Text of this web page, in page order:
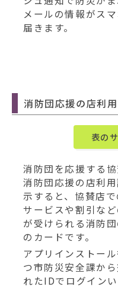
メールの情報がス
届きます。
消防団応援の店利
表の
消防団を応援する
消防団応援の店利
示すると、協賛店
サービスや割引な
が受けられる消防
のカードです。
アプリインストー
つ市防災安全課か
れたIDでログインい